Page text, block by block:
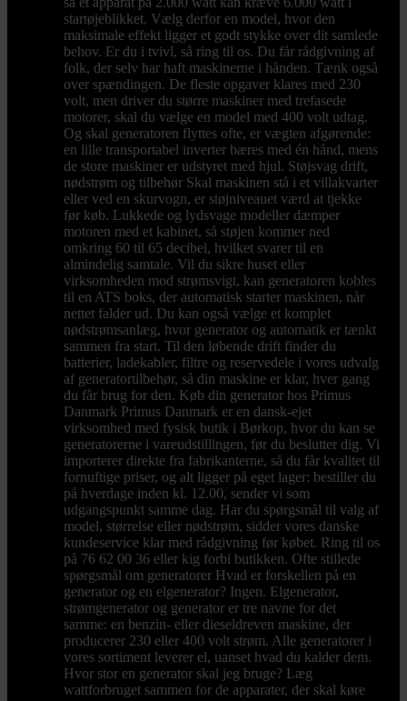
startøjeblikket. Vælg derfor en model, hvor den
maksimale effekt ligger et godt stykke over dit samlede
behov. Er du i tvivl, så ring til os. Du får rådgivning af
folk, der selv har haft maskinerne i hånden. Tænk også
over spændingen. De fleste opgaver klares med 230
volt, men driver du større maskiner med trefasede
motorer, skal du vælge en model med 400 volt udtag.
Og skal generatoren flyttes ofte, er vægten afgørende:
en lille transportabel inverter bæres med én hånd, mens
de store maskiner er udstyret med hjul. Støjsvag drift,
nødstrøm og tilbehør Skal maskinen stå i et villakvarter
eller ved en skurvogn, er støjniveauet værd at tjekke
før køb. Lukkede og lydsvage modeller dæmper
motoren med et kabinet, så støjen kommer ned
omkring 60 til 65 decibel, hvilket svarer til en
almindelig samtale. Vil du sikre huset eller
virksomheden mod strømsvigt, kan generatoren kobles
til en ATS boks, der automatisk starter maskinen, når
nettet falder ud. Du kan også vælge et komplet
nødstrømsanlæg, hvor generator og automatik er tænkt
sammen fra start. Til den løbende drift finder du
batterier, ladekabler, filtre og reservedele i vores udvalg
af generatortilbehør, så din maskine er klar, hver gang
du får brug for den. Køb din generator hos Primus
Danmark Primus Danmark er en dansk-ejet
virksomhed med fysisk butik i Børkop, hvor du kan se
generatorerne i vareudstillingen, før du beslutter dig. Vi
importerer direkte fra fabrikanterne, så du får kvalitet til
fornuftige priser, og alt ligger på eget lager: bestiller du
på hverdage inden kl. 12.00, sender vi som
udgangspunkt samme dag. Har du spørgsmål til valg af
model, størrelse eller nødstrøm, sidder vores danske
kundeservice klar med rådgivning før købet. Ring til os
på 76 62 00 36 eller kig forbi butikken. Ofte stillede
spørgsmål om generatorer Hvad er forskellen på en
generator og en elgenerator? Ingen. Elgenerator,
strømgenerator og generator er tre navne for det
samme: en benzin- eller dieseldreven maskine, der
producerer 230 eller 400 volt strøm. Alle generatorer i
vores sortiment leverer el, uanset hvad du kalder dem.
Hvor stor en generator skal jeg bruge? Læg
wattforbruget sammen for de apparater, der skal køre